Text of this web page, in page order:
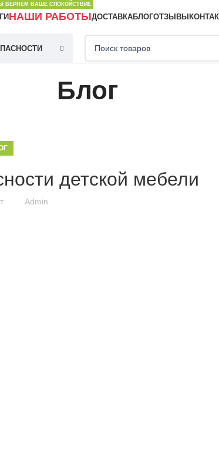
ВЕРНЁМ ВАШЕ СПОКОЙСТВИЕ
НАШИ РАБОТЫДОСТАВКАБЛОГОТЗЫВЫ
Блог
детской мебели
Admin